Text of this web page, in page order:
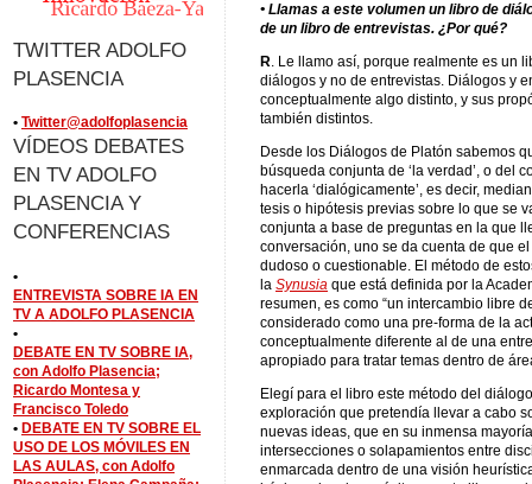
• Llamas a este volumen un libro de
de un libro de entrevistas. ¿Por qué?
R. Le llamo así, porque realmente es un
diálogos y no de entrevistas. Diálogos y
conceptualmente algo distinto, y sus
también distintos.
Desde los Diálogos de Platón sabemos
búsqueda conjunta de ‘la verdad’, o del
hacerla ‘dialógicamente’, es decir,
tesis o hipótesis previas sobre lo que se
conjunta a base de preguntas en la que
conversación, uno se da cuenta de que
dudoso o cuestionable. El método de
la Synusia que está definida por la
resumen, es como “un intercambio libre
considerado como una pre-forma de la
conceptualmente diferente al de una
apropiado para tratar temas dentro de
Elegí para el libro este método del
exploración que pretendía llevar a cabo
nuevas ideas, que en su inmensa
intersecciones o solapamientos entre
enmarcada dentro de una visión
TWITTER ADOLFO
PLASENCIA
• Twitter@adolfoplasencia
VÍDEOS DEBATES
EN TV ADOLFO
PLASENCIA Y
CONFERENCIAS
•
ENTREVISTA SOBRE IA EN
TV A ADOLFO PLASENCIA
•
DEBATE EN TV SOBRE IA,
con Adolfo Plasencia;
Ricardo Montesa y
Francisco Toledo
• DEBATE EN TV SOBRE EL
USO DE LOS MÓVILES EN
LAS AULAS, con Adolfo